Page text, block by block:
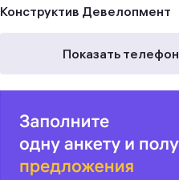
Конструктив Девелопмент
Показать телефон